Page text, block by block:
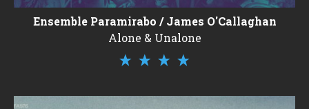
Ensemble Paramirabo / James O'Callaghan
Alone & Unalone